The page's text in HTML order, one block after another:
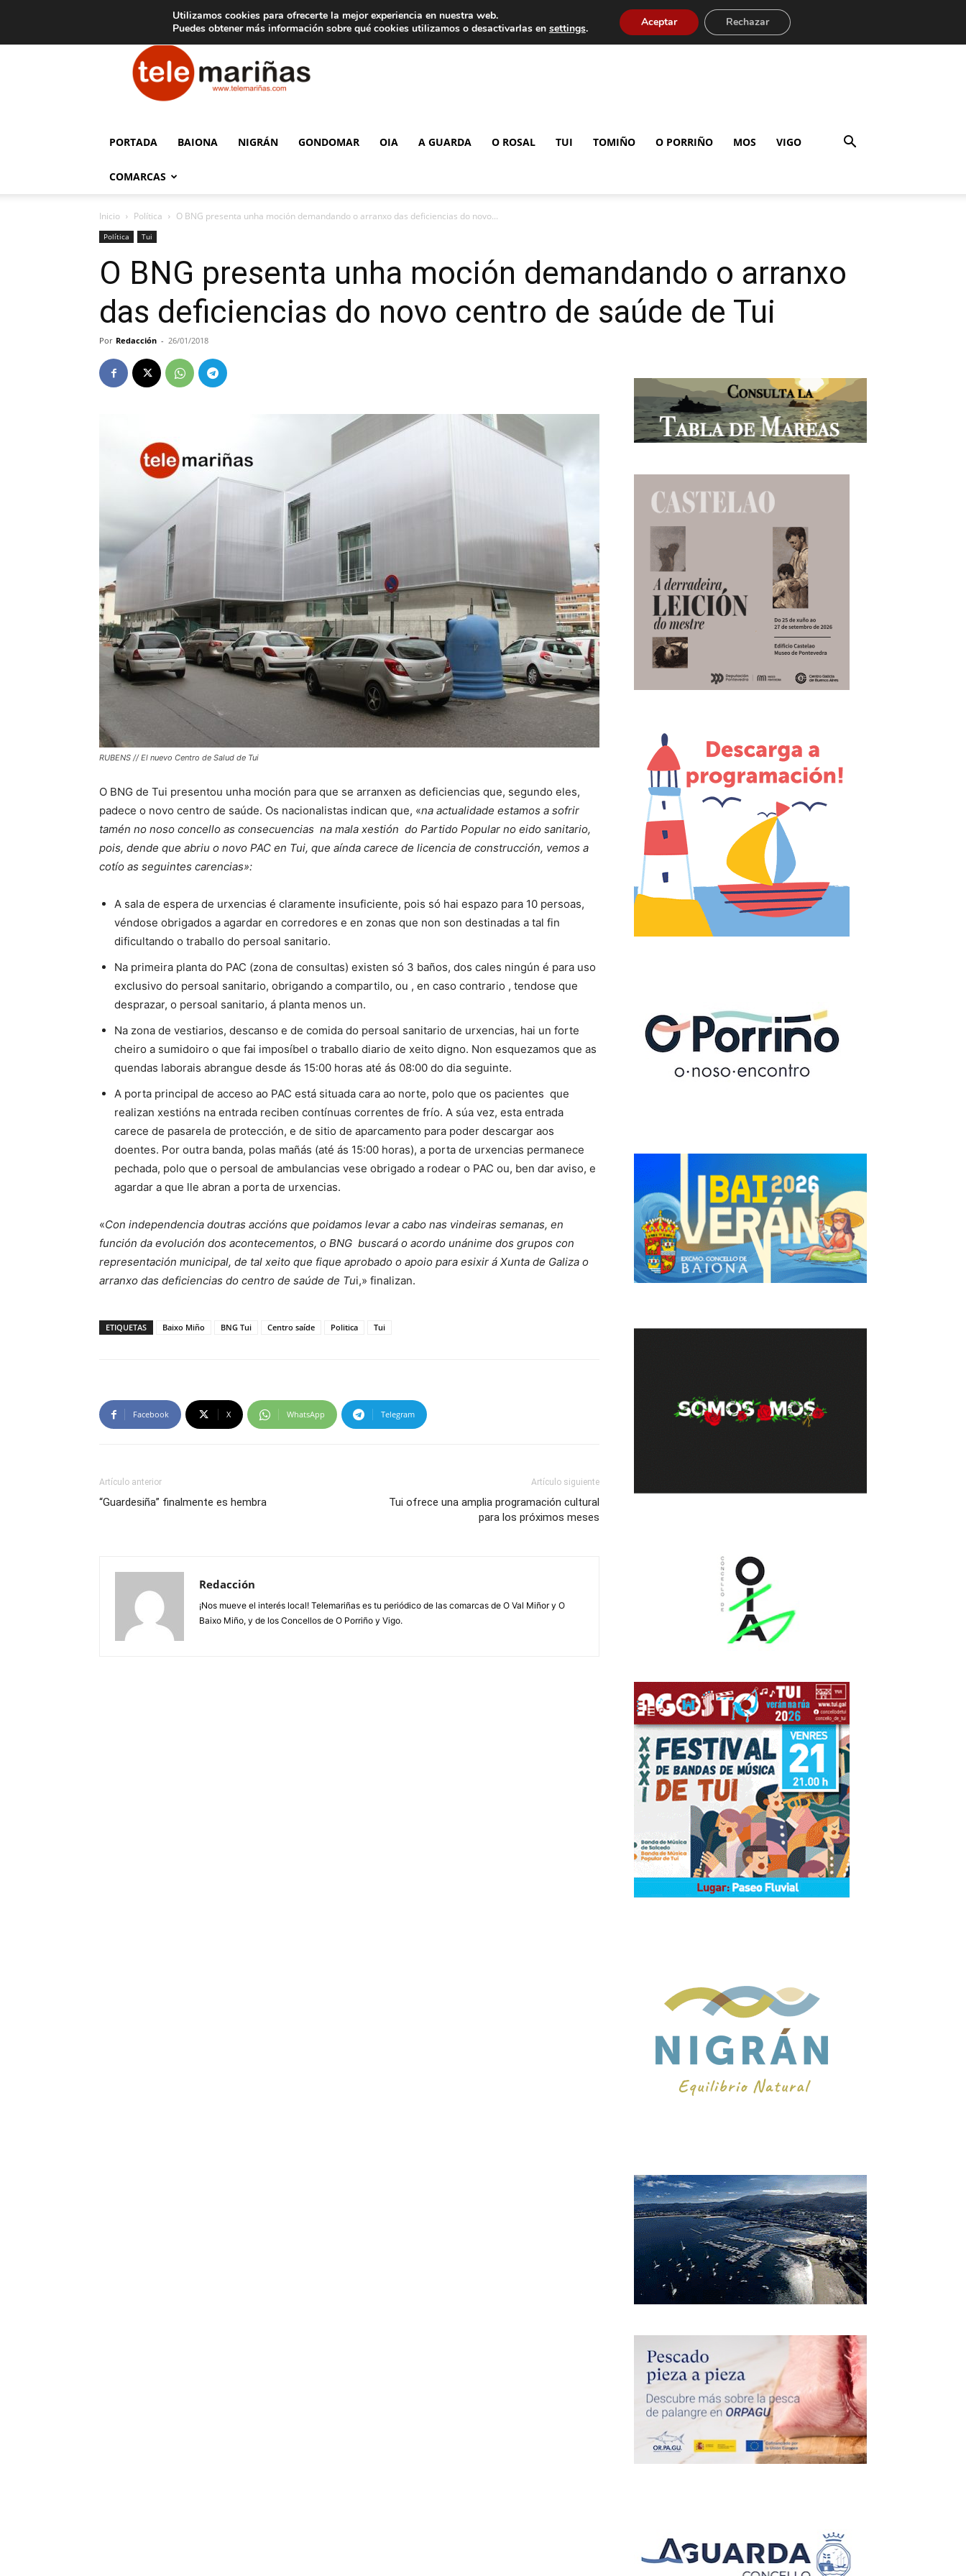
Aviso legal Tarifas de publicidad
Telemariñas
PORTADA BAIONA NIGRÁN GONDOMAR OIA A GUARDA O ROSAL TUI TOMIÑO O PORRIÑO MOS VIGO
COMARCAS
Inicio Política O BNG presenta unha moción demandando o arranxo das deficiencias do novo...
Política Tui
O BNG presenta unha moción demandando o arranxo
das deficiencias do novo centro de saúde de Tui
Por Redacción - 26/01/2018
RUBENS // El nuevo Centro de Salud de Tui
O BNG de Tui presentou unha moción para que se arranxen as deficiencias que, segundo eles,
padece o novo centro de saúde. Os nacionalistas indican que, «na actualidade estamos a sofrir
tamén no noso concello as consecuencias na mala xestión do Partido Popular no eido sanitario,
pois, dende que abriu o novo PAC en Tui, que aínda carece de licencia de construcción, vemos a
cotío as seguintes carencias»:
A sala de espera de urxencias é claramente insuficiente, pois só hai espazo para 10 persoas,
véndose obrigados a agardar en corredores e en zonas que non son destinadas a tal fin
dificultando o traballo do persoal sanitario.
Na primeira planta do PAC (zona de consultas) existen só 3 baños, dos cales ningún é para uso
exclusivo do persoal sanitario, obrigando a compartilo, ou , en caso contrario , tendose que
desprazar, o persoal sanitario, á planta menos un.
Na zona de vestiarios, descanso e de comida do persoal sanitario de urxencias, hai un forte
cheiro a sumidoiro o que fai imposíbel o traballo diario de xeito digno. Non esquezamos que as
quendas laborais abrangue desde ás 15:00 horas até ás 08:00 do dia seguinte.
A porta principal de acceso ao PAC está situada cara ao norte, polo que os pacientes que
realizan xestións na entrada reciben contínuas correntes de frío. A súa vez, esta entrada
carece de pasarela de protección, e de sitio de aparcamento para poder descargar aos
doentes. Por outra banda, polas mañás (até ás 15:00 horas), a porta de urxencias permanece
pechada, polo que o persoal de ambulancias vese obrigado a rodear o PAC ou, ben dar aviso, e
agardar a que lle abran a porta de urxencias.
«Con independencia doutras accións que poidamos levar a cabo nas vindeiras semanas, en
función da evolución dos acontecementos, o BNG buscará o acordo unánime dos grupos con
representación municipal, de tal xeito que fique aprobado o apoio para esixir á Xunta de Galiza o
arranxo das deficiencias do centro de saúde de Tui,» finalizan.
ETIQUETAS Baixo Miño BNG Tui Centro saíde Politica Tui
Facebook X WhatsApp Telegram
Artículo anterior
“Guardesiña” finalmente es hembra
Artículo siguiente
Tui ofrece una amplia programación cultural
para los próximos meses
Redacción
¡Nos mueve el interés local! Telemariñas es tu periódico de las comarcas de O Val Miñor y O
Baixo Miño, y de los Concellos de O Porriño y Vigo.
Utilizamos cookies para ofrecerte la mejor experiencia en nuestra web.
Puedes obtener más información sobre qué cookies utilizamos o desactivarlas en settings. Aceptar Rechazar